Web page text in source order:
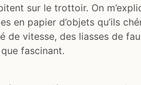
sur le trottoir. On
en papier d’objets qu’ils
de vitesse, des liasses de
fascinant.